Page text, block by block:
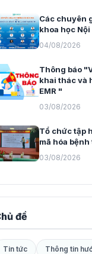
Các chuyên
khoa học
04/08/2026
Thông báo
khai thác và
EMR "
03/08/2026
Tổ chức tập
mã hóa
03/08/2026
đề
Tin tức Thông tin